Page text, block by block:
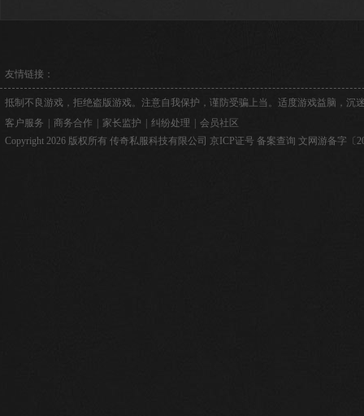
友情链接：
抵制不良游戏，拒绝盗版游戏。注意自我保护，谨防受骗上当。适度游戏益脑，沉
客户服务
商务合作 家长监护 纠纷处理
会员社区
Copyright 2026 版权所有 传奇私服科技有限公司 京ICP证号 备案查询 文网游备字〔